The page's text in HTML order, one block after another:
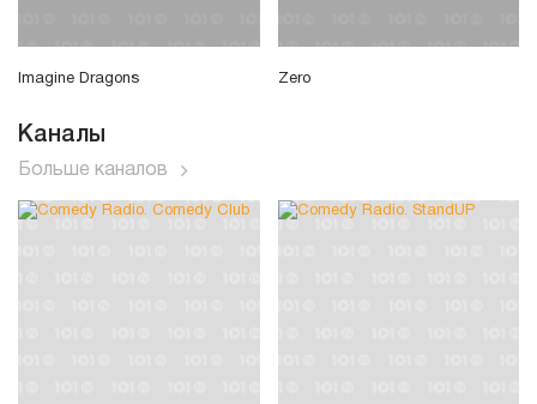
Imagine Dragons Zero
Каналы
Больше каналов